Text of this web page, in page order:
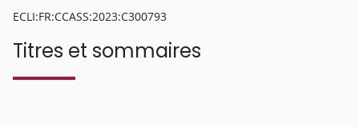
ECLI:FR:CCASS:2023:C300793
Titres et sommaires